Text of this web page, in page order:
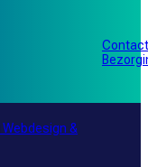
Webdesign &